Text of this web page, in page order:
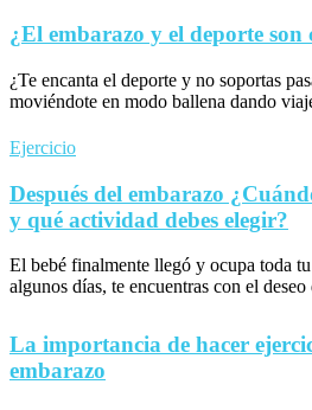
¿El embarazo y el deporte son
¿Te encanta el deporte y no soportas
moviéndote en modo ballena dando
Ejercicio
Después del embarazo
y qué actividad debes elegir?
El bebé finalmente llegó y ocupa toda
algunos días, te encuentras con el
La importancia de hacer
embarazo